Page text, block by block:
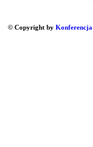
© Copyright by Konferencja